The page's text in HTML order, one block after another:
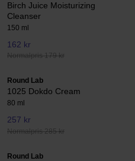
Birch Juice Moisturizing
Cleanser
150 ml
162 kr
Normalpris 179 kr
Round Lab
1025 Dokdo Cream
80 ml
257 kr
Normalpris 285 kr
Round Lab